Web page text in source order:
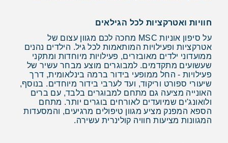
חוויות ואטרקציות לכל הגילאים
על סיפון אוניות MSC מחכה לכם מגוון עצום של
אטרקציות ופעילויות המותאמות לכל גיל. הילדים נהנים
ממועדוני ילדים מאובזרים, פעילויות מיוחדות ומתקני
שעשועים מתקדמים. למבוגרים מוצע מבחר עשיר של
פעילויות - החל ממופעי בידור ברמה בינלאומית, דרך
שיעורי ספורט וריקוד, ועד לערבי בידור מיוחדים. בנוסף,
האונייה מציעה גם מתחם למבוגרים בלבד, עם ברים
ולואונג'ים שמיועדים לאורחים בוגרים יותר. מתחם
הספא המפנק מציע מגוון טיפולים מרגיעים, והמסעדות
המגוונות מציעות חוויה קולינרית עשירה.